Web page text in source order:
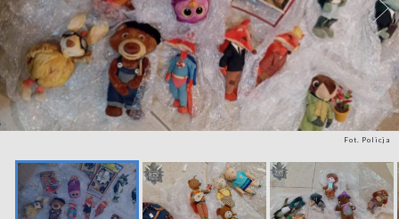
Fot. Policja